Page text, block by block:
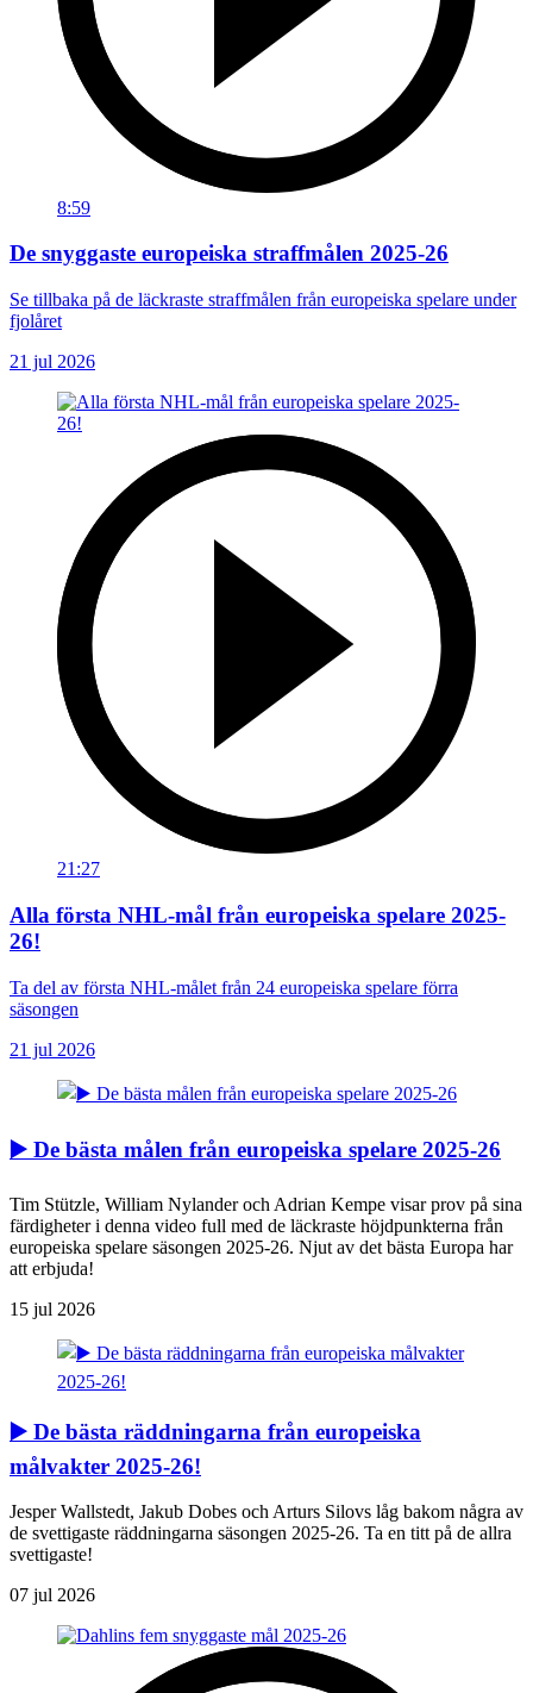
8:59
De snyggaste europeiska straffmålen 2025-26
Se tillbaka på de läckraste straffmålen från europeiska spelare under
fjolåret
21 jul 2026
21:27
Alla första NHL-mål från europeiska spelare 2025-
26!
Ta del av första NHL-målet från 24 europeiska spelare förra
säsongen
21 jul 2026
▶️ De bästa målen från europeiska spelare 2025-26
Tim Stützle, William Nylander och Adrian Kempe visar prov på sina
färdigheter i denna video full med de läckraste höjdpunkterna från
europeiska spelare säsongen 2025-26. Njut av det bästa Europa har
att erbjuda!
15 jul 2026
▶️ De bästa räddningarna från europeiska
målvakter 2025-26!
Jesper Wallstedt, Jakub Dobes och Arturs Silovs låg bakom några av
de svettigaste räddningarna säsongen 2025-26. Ta en titt på de allra
svettigaste!
07 jul 2026